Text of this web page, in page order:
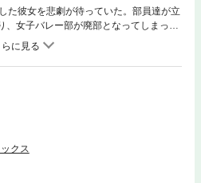
た彼女を悲劇が待っていた。部員達が立
女子バレー部が廃部となってしまった
人から、気分転換になるようにと「お
。そして、そこには運命の出会いが待ち
ない青空、飛び散る汗、褐色の肌！潮
舞い降りる…！本格ビーチバレーコミッ
クス